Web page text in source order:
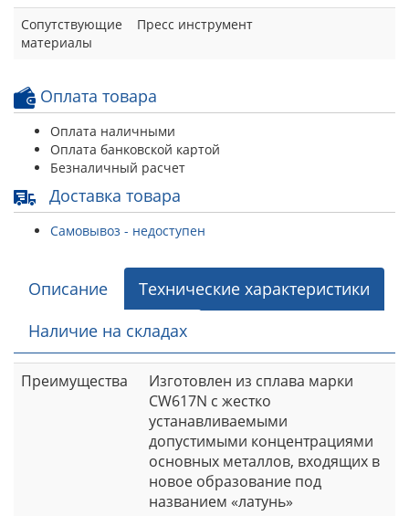
Сопутствующие
материалы
Пресс инструмент
Оплата товара
Оплата наличными
Оплата банковской картой
Безналичный расчет
Доставка товара
Самовывоз - недоступен
Описание
Технические характеристики
Наличие на складах
Преимущества
Изготовлен из сплава марки
CW617N с жестко
устанавливаемыми
допустимыми концентрациями
основных металлов, входящих в
новое образование под
названием «латунь»